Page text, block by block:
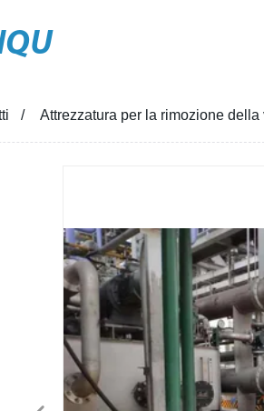
Attrezzatura per la rimozione